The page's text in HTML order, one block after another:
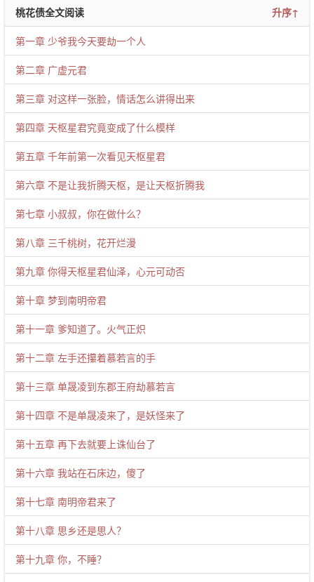
桃花债全文阅读 升序↑
第一章 少爷我今天要劫一个人
第二章 广虚元君
第三章 对这样一张脸，情话怎么讲得出来
第四章 天枢星君究竟变成了什么模样
第五章 千年前第一次看见天枢星君
第六章 不是让我折腾天枢，是让天枢折腾我
第七章 小叔叔，你在做什么？
第八章 三千桃树，花开烂漫
第九章 你得天枢星君仙泽，心元可动否
第十章 梦到南明帝君
第十一章 爹知道了。火气正炽
第十二章 左手还攥着慕若言的手
第十三章 单晟凌到东郡王府劫慕若言
第十四章 不是单晟凌来了，是妖怪来了
第十五章 再下去就要上诛仙台了
第十六章 我站在石床边，傻了
第十七章 南明帝君来了
第十八章 思乡还是思人？
第十九章 你，不睡？